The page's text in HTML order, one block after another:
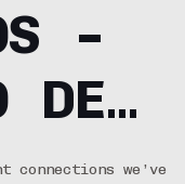
–
DE
we’ve